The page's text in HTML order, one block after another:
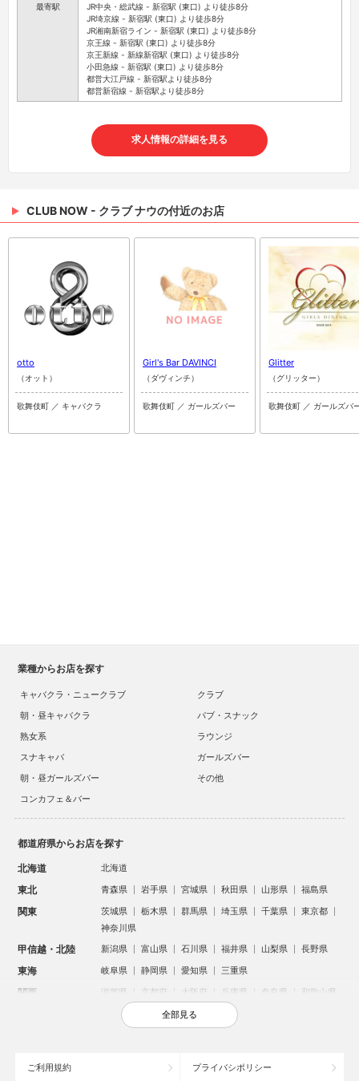
最寄駅
JR中央・総武線 - 新宿駅 (東口) より徒歩8分
JR埼京線 - 新宿駅 (東口) より徒歩8分
JR湘南新宿ライン - 新宿駅 (東口) より徒歩8分
京王線 - 新宿駅 (東口) より徒歩8分
京王新線 - 新線新宿駅 (東口) より徒歩8分
小田急線 - 新宿駅 (東口) より徒歩8分
都営大江戸線 - 新宿駅より徒歩8分
都営新宿線 - 新宿駅より徒歩8分
求人情報の詳細を見る
CLUB NOW - クラブ ナウの付近のお店
otto
（オット）
歌舞伎町 ／ キャバクラ
Girl's Bar DAVINCI
（ダヴィンチ）
歌舞伎町 ／ ガールズバー
Glitter
（グリッター）
歌舞伎町 ／ ガールズバ
業種からお店を探す
キャバクラ・ニュークラブ
クラブ
朝・昼キャバクラ
パブ・スナック
熟女系
ラウンジ
スナキャバ
ガールズバー
朝・昼ガールズバー
その他
コンカフェ＆バー
都道府県からお店を探す
北海道 北海道
東北 青森県 岩手県 宮城県 秋田県 山形県 福島県
関東 茨城県 栃木県 群馬県 埼玉県 千葉県
東京都
神奈川県
甲信越・北陸 新潟県 富山県 石川県 福井県 山梨県 長野県
東海 岐阜県 静岡県 愛知県 三重県
関西 滋賀県 京都府 大阪府 兵庫県 奈良県 和歌山県
鳥取県 島根県 岡山県 広島県
沖縄県
全部見る
ご利用規約 プライバシポリシー